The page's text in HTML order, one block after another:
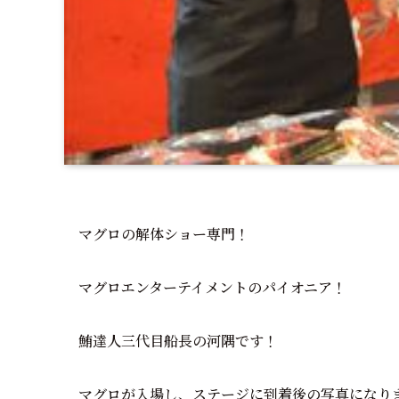
マグロの解体ショー専門！
マグロエンターテイメントのパイオニア！
鮪達人三代目船長の河隅です！
マグロが入場し、ステージに到着後の写真になり